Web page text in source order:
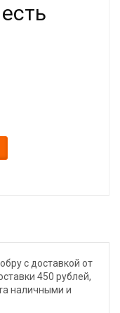
с доставкой от
450 рублей,
наличными и